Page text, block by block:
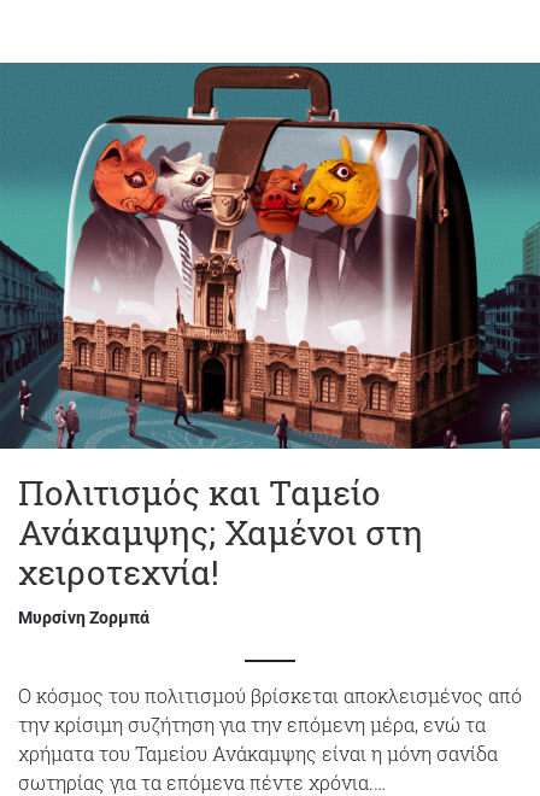
Πολιτισμός και Ταμείο
Ανάκαμψης; Χαμένοι στη
χειροτεχνία!
Μυρσίνη Ζορμπά
Ο κόσμος του πολιτισμού βρίσκεται αποκλεισμένος από
την κρίσιμη συζήτηση για την επόμενη μέρα, ενώ τα
χρήματα του Ταμείου Ανάκαμψης είναι η μόνη σανίδα
σωτηρίας για τα επόμενα πέντε χρόνια.…